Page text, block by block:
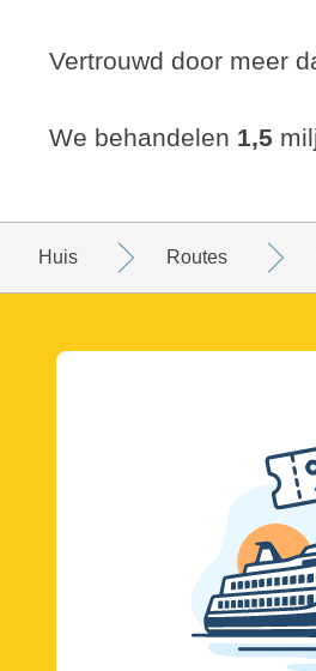
Vertrouwd door meer
We behandelen 1,5
Huis Routes